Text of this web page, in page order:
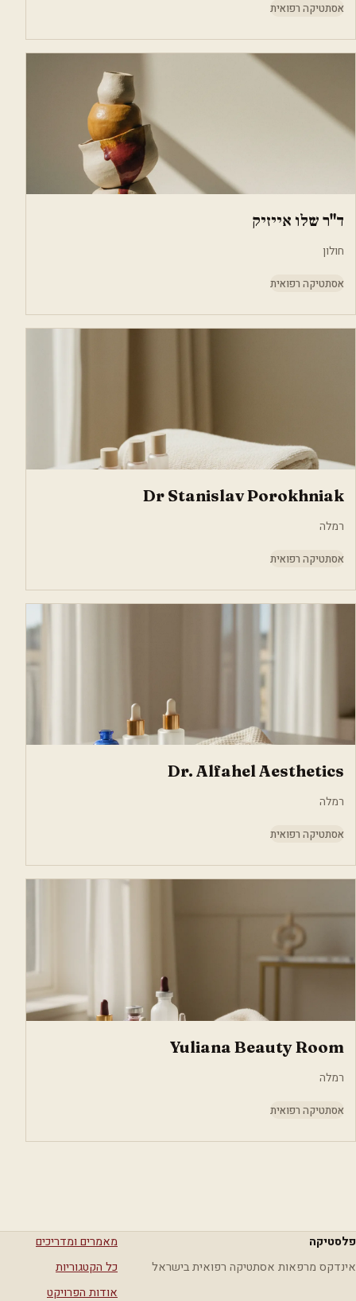
אסתטיקה רפואית
ד"ר שלו אייזיק
חולון
אסתטיקה רפואית
Dr Stanislav Porokhniak
רמלה
אסתטיקה רפואית
Dr. Alfahel Aesthetics
רמלה
אסתטיקה רפואית
Yuliana Beauty Room
רמלה
אסתטיקה רפואית
פלסטיקה
אינדקס מרפאות אסתטיקה רפואית בישראל
מאמרים ומדריכים
כל הקטגוריות
אודות הפרויקט